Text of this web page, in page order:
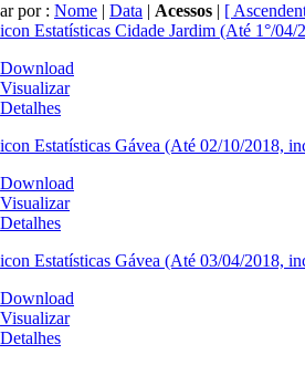
por : Nome | Data | Acessos | [
Estatísticas Cidade Jardim (Até 1°/
Download
Visualizar
Detalhes
Estatísticas Gávea (Até 02/10/2018,
Download
Visualizar
Detalhes
Estatísticas Gávea (Até 03/04/2018,
Download
Visualizar
Detalhes